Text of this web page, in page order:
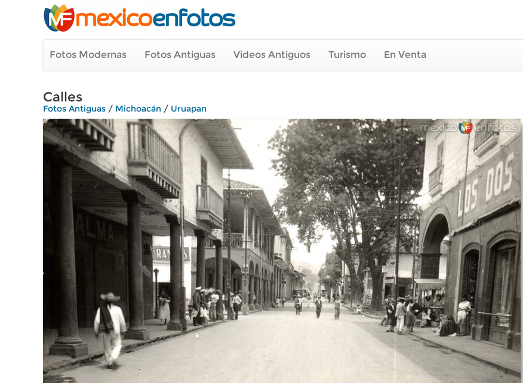
Fotos Modernas Fotos Antiguas Videos Antiguos Turismo En Venta
Calles
Fotos Antiguas / Michoacán / Uruapan